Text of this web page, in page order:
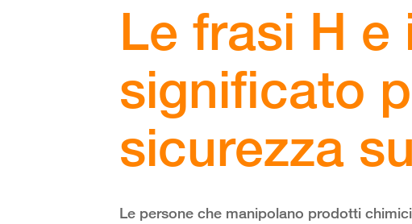
Le frasi H e
significato
sicurezza
Le persone che manipolano prodotti